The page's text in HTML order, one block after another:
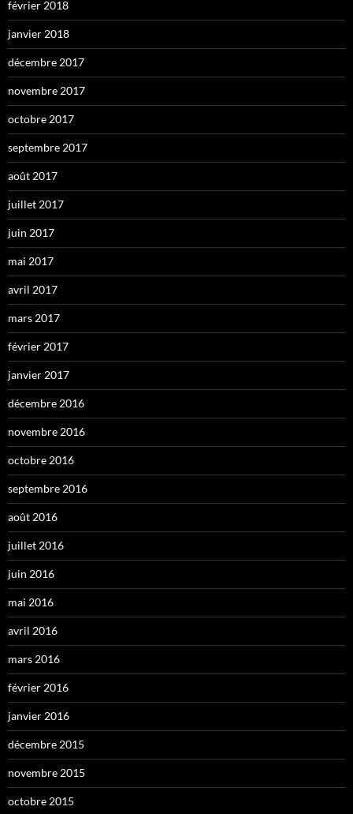
février 2018
janvier 2018
décembre 2017
novembre 2017
octobre 2017
septembre 2017
août 2017
juillet 2017
juin 2017
mai 2017
avril 2017
mars 2017
février 2017
janvier 2017
décembre 2016
novembre 2016
octobre 2016
septembre 2016
août 2016
juillet 2016
juin 2016
mai 2016
avril 2016
mars 2016
février 2016
janvier 2016
décembre 2015
novembre 2015
octobre 2015